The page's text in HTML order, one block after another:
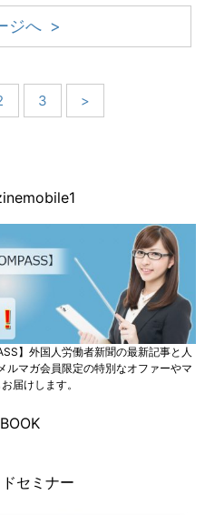
ジへ >
3 >
】外国人労働者新聞の最新記事と人
ルマガ会員限定の特別なオファーやマ
届けします。
セミナー